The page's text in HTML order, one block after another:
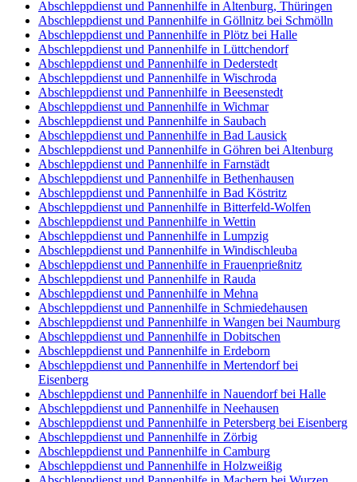
Abschleppdienst und Pannenhilfe in Altenburg, Thüringen
Abschleppdienst und Pannenhilfe in Göllnitz bei Schmölln
Abschleppdienst und Pannenhilfe in Plötz bei Halle
Abschleppdienst und Pannenhilfe in Lüttchendorf
Abschleppdienst und Pannenhilfe in Dederstedt
Abschleppdienst und Pannenhilfe in Wischroda
Abschleppdienst und Pannenhilfe in Beesenstedt
Abschleppdienst und Pannenhilfe in Wichmar
Abschleppdienst und Pannenhilfe in Saubach
Abschleppdienst und Pannenhilfe in Bad Lausick
Abschleppdienst und Pannenhilfe in Göhren bei Altenburg
Abschleppdienst und Pannenhilfe in Farnstädt
Abschleppdienst und Pannenhilfe in Bethenhausen
Abschleppdienst und Pannenhilfe in Bad Köstritz
Abschleppdienst und Pannenhilfe in Bitterfeld-Wolfen
Abschleppdienst und Pannenhilfe in Wettin
Abschleppdienst und Pannenhilfe in Lumpzig
Abschleppdienst und Pannenhilfe in Windischleuba
Abschleppdienst und Pannenhilfe in Frauenprießnitz
Abschleppdienst und Pannenhilfe in Rauda
Abschleppdienst und Pannenhilfe in Mehna
Abschleppdienst und Pannenhilfe in Schmiedehausen
Abschleppdienst und Pannenhilfe in Wangen bei Naumburg
Abschleppdienst und Pannenhilfe in Dobitschen
Abschleppdienst und Pannenhilfe in Erdeborn
Abschleppdienst und Pannenhilfe in Mertendorf bei
Eisenberg
Abschleppdienst und Pannenhilfe in Nauendorf bei Halle
Abschleppdienst und Pannenhilfe in Neehausen
Abschleppdienst und Pannenhilfe in Petersberg bei Eisenberg
Abschleppdienst und Pannenhilfe in Zörbig
Abschleppdienst und Pannenhilfe in Camburg
Abschleppdienst und Pannenhilfe in Holzweißig